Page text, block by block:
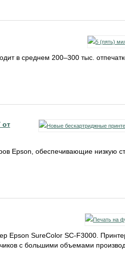
в среднем 200–300 тыс.
от
Epson, обеспечивающие низкую
Epson SureColor SC-F3000.
с большими объемами